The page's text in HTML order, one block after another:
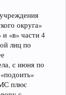
округа»
«в» части 4
лиц по
с июня по
плюс